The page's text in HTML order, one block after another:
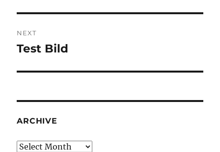
NEXT
Next
Test Bild
ARCHIVE
Archive